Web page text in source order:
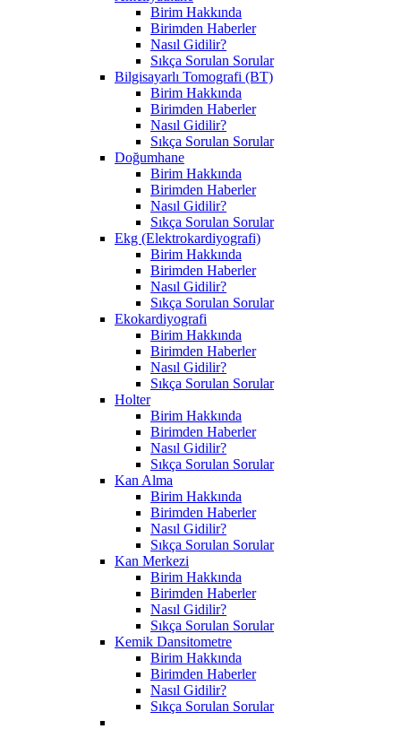
Birim Hakkında
Birimden Haberler
Nasıl Gidilir?
Sıkça Sorulan Sorular
Bilgisayarlı Tomografi (BT)
Birim Hakkında
Birimden Haberler
Nasıl Gidilir?
Sıkça Sorulan Sorular
Doğumhane
Birim Hakkında
Birimden Haberler
Nasıl Gidilir?
Sıkça Sorulan Sorular
Ekg (Elektrokardiyografi)
Birim Hakkında
Birimden Haberler
Nasıl Gidilir?
Sıkça Sorulan Sorular
Ekokardiyografi
Birim Hakkında
Birimden Haberler
Nasıl Gidilir?
Sıkça Sorulan Sorular
Holter
Birim Hakkında
Birimden Haberler
Nasıl Gidilir?
Sıkça Sorulan Sorular
Kan Alma
Birim Hakkında
Birimden Haberler
Nasıl Gidilir?
Sıkça Sorulan Sorular
Kan Merkezi
Birim Hakkında
Birimden Haberler
Nasıl Gidilir?
Sıkça Sorulan Sorular
Kemik Dansitometre
Birim Hakkında
Birimden Haberler
Nasıl Gidilir?
Sıkça Sorulan Sorular